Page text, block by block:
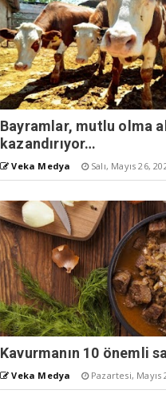
Bayramlar, mutlu olma
kazandırıyor…
Veka Medya Salı, Mayıs 26,
Kavurmanın 10 önemli
Veka Medya Pazartesi, Mayıs